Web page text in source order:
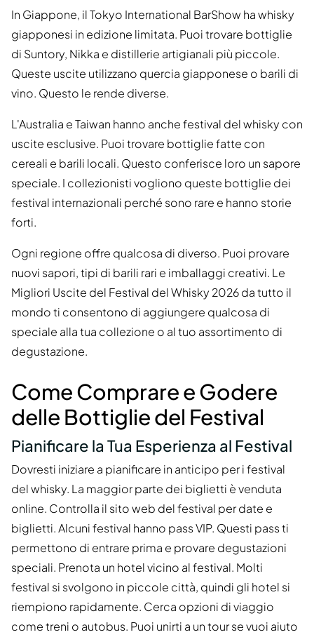
In Giappone, il Tokyo International BarShow ha whisky
giapponesi in edizione limitata. Puoi trovare bottiglie
di Suntory, Nikka e distillerie artigianali più piccole.
Queste uscite utilizzano quercia giapponese o barili di
vino. Questo le rende diverse.
L'Australia e Taiwan hanno anche festival del whisky con
uscite esclusive. Puoi trovare bottiglie fatte con
cereali e barili locali. Questo conferisce loro un sapore
speciale. I collezionisti vogliono queste bottiglie dei
festival internazionali perché sono rare e hanno storie
forti.
Ogni regione offre qualcosa di diverso. Puoi provare
nuovi sapori, tipi di barili rari e imballaggi creativi. Le
Migliori Uscite del Festival del Whisky 2026 da tutto il
mondo ti consentono di aggiungere qualcosa di
speciale alla tua collezione o al tuo assortimento di
degustazione.
Come Comprare e Godere
delle Bottiglie del Festival
Pianificare la Tua Esperienza al Festival
Dovresti iniziare a pianificare in anticipo per i festival
del whisky. La maggior parte dei biglietti è venduta
online. Controlla il sito web del festival per date e
biglietti. Alcuni festival hanno pass VIP. Questi pass ti
permettono di entrare prima e provare degustazioni
speciali. Prenota un hotel vicino al festival. Molti
festival si svolgono in piccole città, quindi gli hotel si
riempiono rapidamente. Cerca opzioni di viaggio
come treni o autobus. Puoi unirti a un tour se vuoi aiuto